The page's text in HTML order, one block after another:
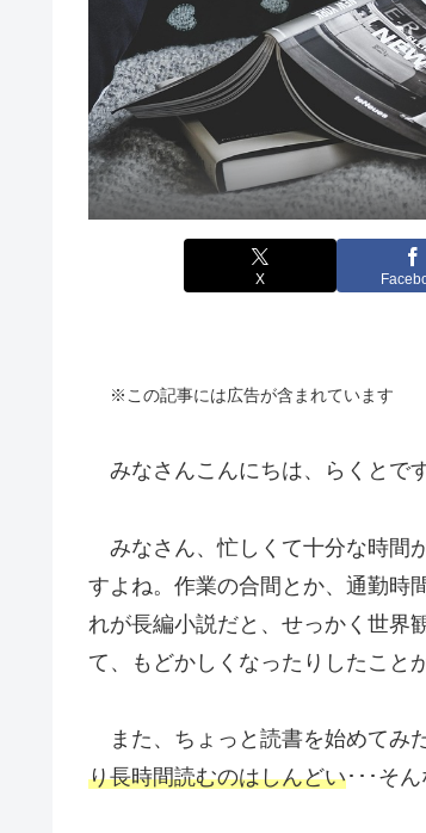
X
※この記事には広告が含まれています
みなさんこんにちは、らくとです
みなさん、忙しくて十分な時間
すよね。作業の合間とか、通勤時
れが長編小説だと、せっかく世界
て、もどかしくなったりしたこと
また、ちょっと読書を始めてみ
り長時間読むのはしんどい･･･そ